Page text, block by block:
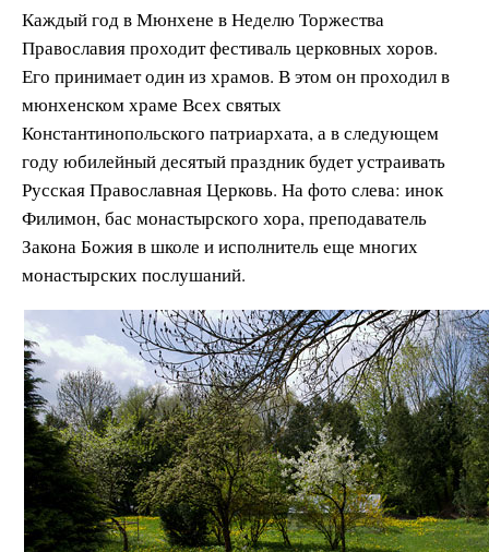
Каждый год в Мюнхене в Неделю Торжества
Православия проходит фестиваль церковных хоров.
Его принимает один из храмов. В этом он проходил в
мюнхенском храме Всех святых
Константинопольского патриархата, а в следующем
году юбилейный десятый праздник будет устраивать
Русская Православная Церковь. На фото слева: инок
Филимон, бас монастырского хора, преподаватель
Закона Божия в школе и исполнитель еще многих
монастырских послушаний.